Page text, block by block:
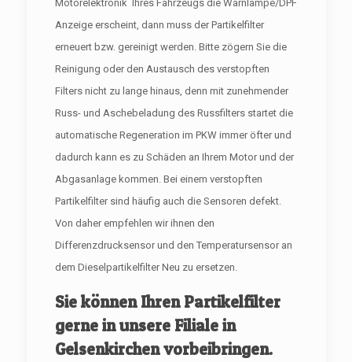
Motorelektronik Ihres Fahrzeugs die Warnlampe/DPF
Anzeige erscheint, dann muss der Partikelfilter
erneuert bzw. gereinigt werden. Bitte zögern Sie die
Reinigung oder den Austausch des verstopften
Filters nicht zu lange hinaus, denn mit zunehmender
Russ- und Aschebeladung des Russfilters startet die
automatische Regeneration im PKW immer öfter und
dadurch kann es zu Schäden an Ihrem Motor und der
Abgasanlage kommen. Bei einem verstopften
Partikelfilter sind häufig auch die Sensoren defekt.
Von daher empfehlen wir ihnen den
Differenzdrucksensor und den Temperatursensor an
dem Dieselpartikelfilter Neu zu ersetzen.
Sie können Ihren Partikelfilter
gerne in unsere Filiale in
Gelsenkirchen vorbeibringen.